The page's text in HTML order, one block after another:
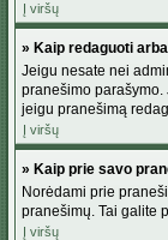
Į viršų
» Kaip redaguoti
Jeigu nesate nei
pranešimo
jeigu pranešimą
Į viršų
» Kaip prie savo
Norėdami prie
pranešimų. Tai galite
Į viršų